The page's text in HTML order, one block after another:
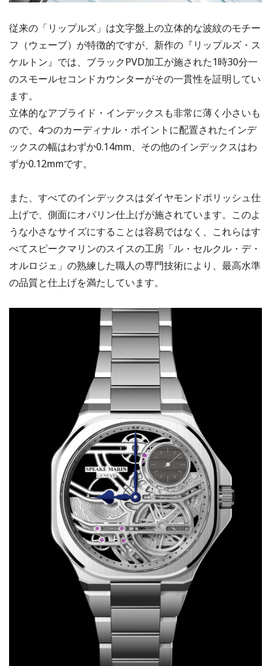
従来の「リップルズ」は文字盤上の立体的な波紋のモチー
フ（ウェーブ）が特徴的ですが、新作の『リップルズ・ス
ケルトン』では、ブラックPVD加工が施された1時30分一
のスモールセコンドカウンターがその一貫性を証明してい
ます。
立体的なアプライド・インデックスも非常に薄く小さいも
ので、4つのカーディナル・ポイントに配置されたインデ
ックスの幅はわずか0.14mm、その他のインデックスはわ
ずか0.12mmです。
また、すべてのインデックスはダイヤモンドポリッシュ仕
上げで、側面にオパリン仕上げが施されています。このよ
うな小さなサイズにすることは容易ではなく、これらはす
べてスピークマリンのスイスの工房「ル・セルクル・デ・
オルロジェ」の熟練した職人の専門技術により、最高水準
の品質と仕上げを満たしています。